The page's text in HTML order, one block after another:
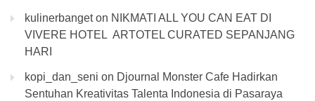
kulinerbangeton NIKMATI ALL YOU CAN EAT DI
VIVERE HOTEL ARTOTEL CURATED SEPANJANG
HARI
kopi_dan_seni on Djournal Monster Cafe Hadirkan
Sentuhan Kreativitas Talenta Indonesia di Pasaraya